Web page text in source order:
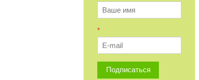
*
Подписаться